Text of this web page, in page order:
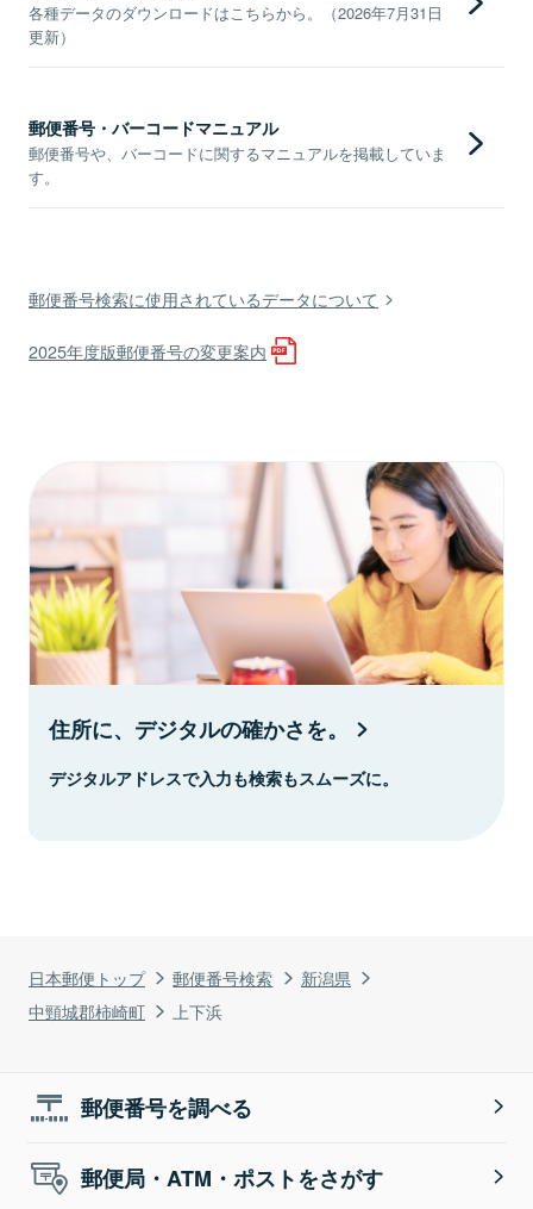
日本郵便トップ 郵便番号検索
新潟県
中頸城郡柿崎町
上下浜
各種データのダウンロードはこちらから。（2026年7月31日
更新）
郵便番号・バーコードマニュアル
郵便番号や、バーコードに関するマニュアルを掲載していま
す。
郵便番号検索に使用されているデータについて
2025年度版郵便番号の変更案内
住所に、デジタルの確かさを。
デジタルアドレスで入力も検索もスムーズに。
郵便番号を調べる
郵便局・ATM・ポストをさがす